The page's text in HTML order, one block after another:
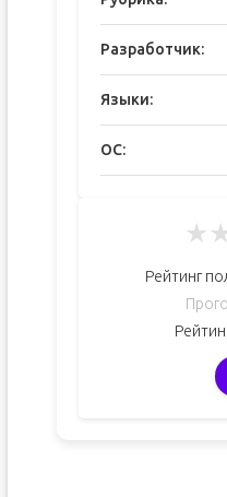
Разработчик:
Языки:
ОС:
★
Рейтинг